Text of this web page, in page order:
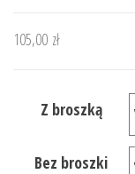
105,00 zł
Z broszką
Bez broszki